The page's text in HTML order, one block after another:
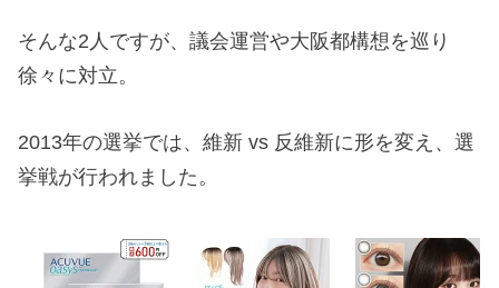
そんな2人ですが、議会運営や大阪都構想を巡り
徐々に対立。
2013年の選挙では、維新 vs 反維新に形を変え、選
挙戦が行われました。